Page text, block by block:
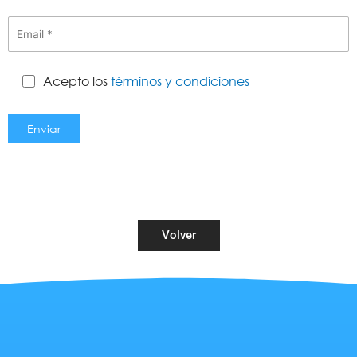
Acepto lostérminos y condiciones
Volver